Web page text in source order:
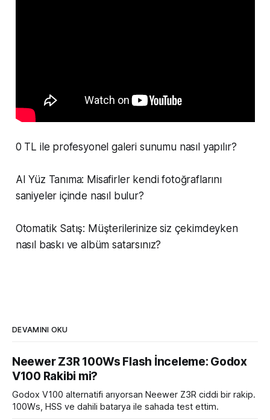
0 TL ile profesyonel galeri sunumu nasıl yapılır?
AI Yüz Tanıma: Misafirler kendi fotoğraflarını
saniyeler içinde nasıl bulur?
Otomatik Satış: Müşterilerinize siz çekimdeyken
nasıl baskı ve albüm satarsınız?
DEVAMINI OKU
Neewer Z3R 100Ws Flash İnceleme: Godox
V100 Rakibi mi?
Godox V100 alternatifi arıyorsan Neewer Z3R ciddi bir rakip.
100Ws, HSS ve dahili batarya ile sahada test ettim.